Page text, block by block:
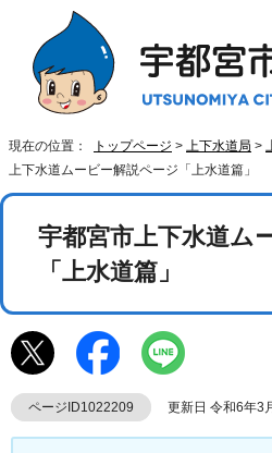
現在の位置： トップページ > 上下水道局 >
上下水道ムービー解説ページ「上水道篇」
宇都宮市上下水道ム
「上水道篇」
ページID1022209 更新日 令和6年3